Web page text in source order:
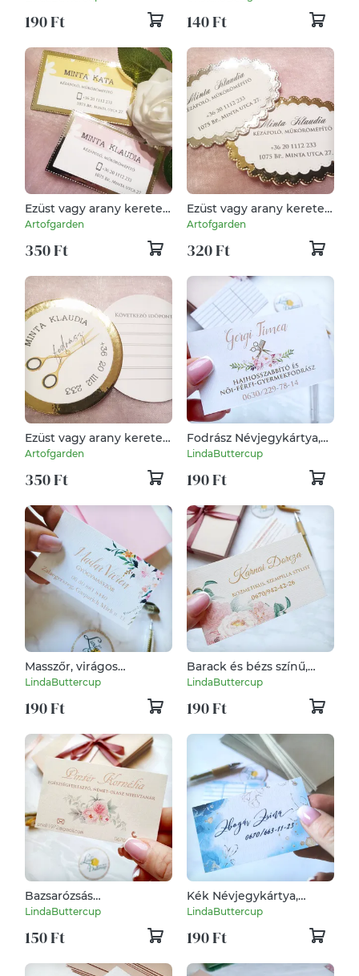
fodrász, körmös, olló,
időpont kártya,
190 Ft 140 Ft
Ezüst vagy arany keretes
különleges
névjegykártya
Artofgarden
350 Ft
Ezüst vagy arany keretes
különleges
névjegykártya
Artofgarden
320 Ft
Ezüst vagy arany keretes
kerek névjegykártya
Artofgarden
350 Ft
Fodrász Névjegykártya,
kozmetikus, fodrász,
körmös, olló, időpont
kártya,
LindaButtercup
190 Ft
Masszőr, virágos
Névjegykártya,
kozmetikus, fodrász,
körmös,
LindaButtercup
190 Ft
Barack és bézs színű,
virágos Névjegykártya,
kozmetikus, fodrász,
körmös, pasztell, núd,
LindaButtercup
190 Ft
Bazsarózsás
Névjegykártya,
kozmetikus, fodrász,
körmös, pillás
LindaButtercup
150 Ft
Kék Névjegykártya,
kozmetikus, fodrász,
LindaButtercup
190 Ft